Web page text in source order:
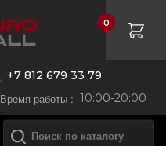
+7 812 679 33 79
Время работы : 10:00-20:00
0